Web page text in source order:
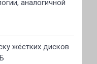
аналогичной
жёстких дисков